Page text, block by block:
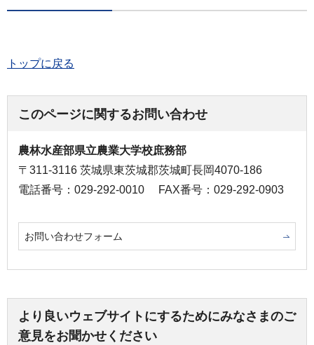
トップに戻る
このページに関するお問い合わせ
農林水産部県立農業大学校庶務部
〒311-3116 茨城県東茨城郡茨城町長岡4070-186
電話番号：029-292-0010
FAX番号：029-292-0903
お問い合わせフォーム
より良いウェブサイトにするためにみなさまのご
意見をお聞かせください